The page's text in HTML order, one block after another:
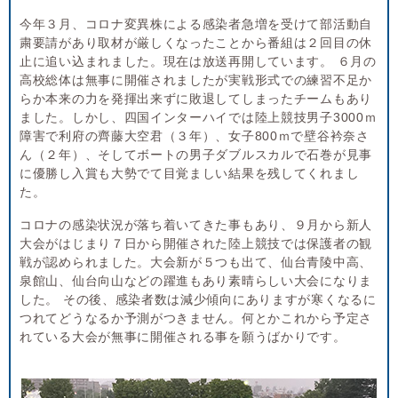
今年３月、コロナ変異株による感染者急増を受けて部活動自
粛要請があり取材が厳しくなったことから番組は２回目の休
止に追い込まれました。現在は放送再開しています。 ６月の
高校総体は無事に開催されましたが実戦形式での練習不足か
らか本来の力を発揮出来ずに敗退してしまったチームもあり
ました。しかし、四国インターハイでは陸上競技男子3000ｍ
障害で利府の齊藤大空君（３年）、女子800ｍで壁谷衿奈さ
ん（２年）、そしてボートの男子ダブルスカルで石巻が見事
に優勝し入賞も大勢でて目覚ましい結果を残してくれまし
た。
コロナの感染状況が落ち着いてきた事もあり、９月から新人
大会がはじまり７日から開催された陸上競技では保護者の観
戦が認められました。大会新が５つも出て、仙台青陵中高、
泉館山、仙台向山などの躍進もあり素晴らしい大会になりま
した。 その後、感染者数は減少傾向にありますが寒くなるに
つれてどうなるか予測がつきません。何とかこれから予定さ
れている大会が無事に開催される事を願うばかりです。